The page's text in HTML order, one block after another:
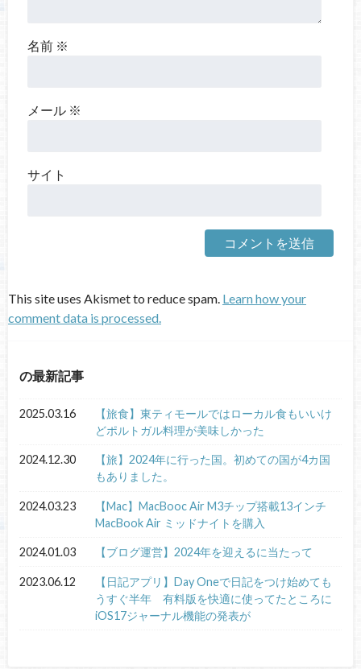
名前 ※
メール ※
サイト
This site uses Akismet to reduce spam. Learn how your
comment data is processed.
の最新記事
2025.03.16
【旅食】東ティモールではローカル食もいいけ
どポルトガル料理が美味しかった
2024.12.30
【旅】2024年に行った国。初めての国が4カ国
もありました。
2024.03.23
【Mac】MacBooc Air M3チップ搭載13インチ
MacBook Air ミッドナイトを購入
2024.01.03 【ブログ運営】2024年を迎えるに当たって
2023.06.12
【日記アプリ】Day Oneで日記をつけ始めても
うすぐ半年 有料版を快適に使ってたところに
iOS17ジャーナル機能の発表が